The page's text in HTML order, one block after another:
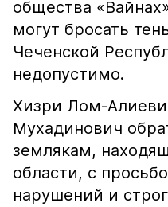
общества
могут бросать
Чеченской
недопустимо.
Хизри Лом-
Мухадинович
землякам,
области, с
нарушений и